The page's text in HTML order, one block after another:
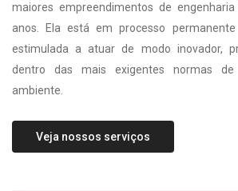
maiores empreendimentos de
anos. Ela está em processo
estimulada a atuar de modo inovador,
dentro das mais exigentes normas
ambiente.
Veja nossos serviços